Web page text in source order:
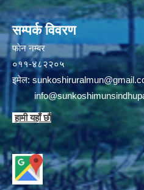
सम्पर्क विवरण
फाेन न‌‍‍‍‌‌म्बर
०११-४८२२०५
इमेल:
हामी यहाँ छाै‌ं